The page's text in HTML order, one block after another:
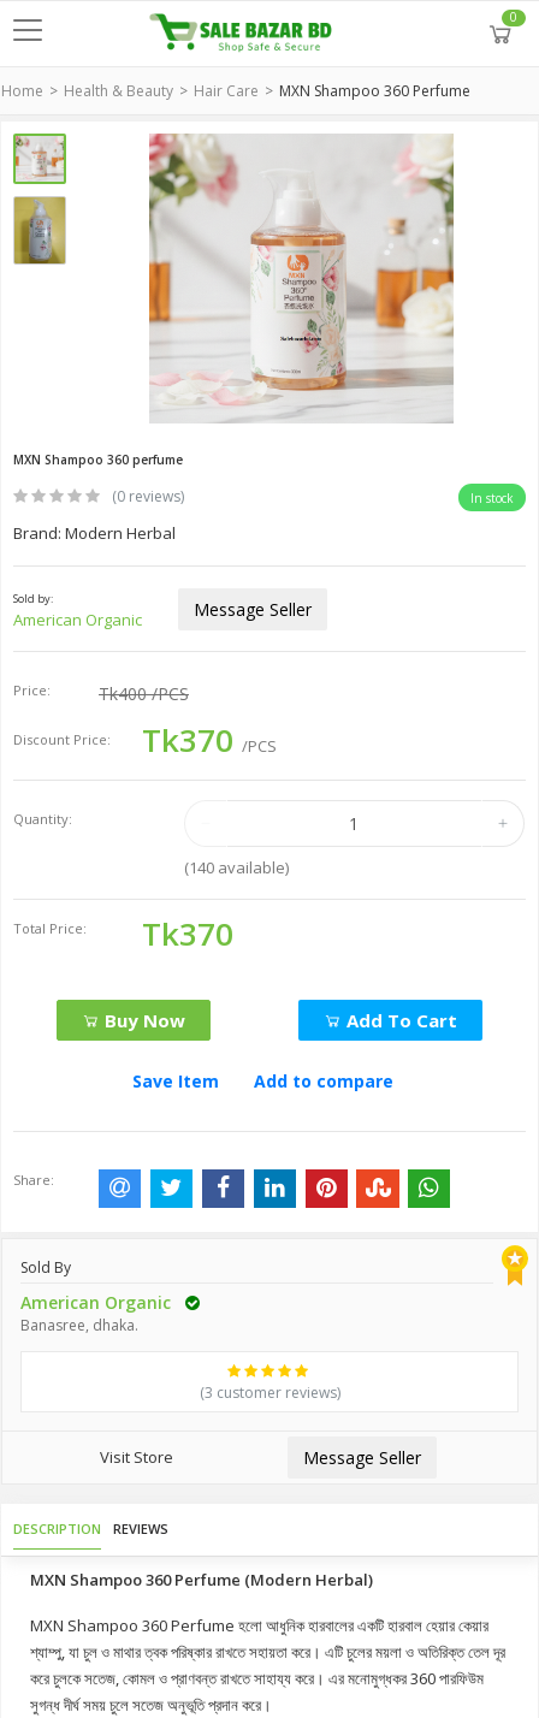
0
Home Health & Beauty Hair Care MXN Shampoo 360 Perfume
MXN Shampoo 360 perfume
(0 reviews) In stock
Brand: Modern Herbal
Sold by:
American Organic Message Seller
Price: Tk400/PCS
Discount Price: Tk370 /PCS
Quantity:
(140available)
Total Price: Tk370
Buy Now Add To Cart
Save Item Add to compare
Share:
Sold By
American Organic
Banasree, dhaka.
(3 customer reviews)
Visit Store Message Seller
DESCRIPTION REVIEWS
MXN Shampoo 360 Perfume (Modern Herbal)
MXN Shampoo 360 Perfume হলো আধুনিক হারবালের একটি হারবাল হেয়ার কেয়ার
শ্যাম্পু, যা চুল ও মাথার ত্বক পরিষ্কার রাখতে সহায়তা করে। এটি চুলের ময়লা ও অতিরিক্ত তেল দূর
করে চুলকে সতেজ, কোমল ও প্রাণবন্ত রাখতে সাহায্য করে। এর মনোমুগ্ধকর 360 পারফিউম
সুগন্ধ দীর্ঘ সময় চুলে সতেজ অনুভূতি প্রদান করে।